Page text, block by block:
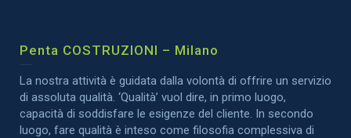
Penta COSTRUZIONI – Milano
La nostra attività è guidata dalla volontà di offrire un servizio
di assoluta qualità. ‘Qualità’ vuol dire, in primo luogo,
capacità di soddisfare le esigenze del cliente. In secondo
luogo, fare qualità è inteso come filosofia complessiva di